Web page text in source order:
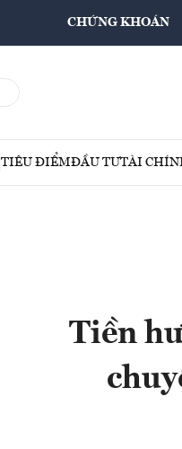
CHỨNG KHOÁN
TIÊU ĐIỂMĐẦU TƯTÀI
Tiền